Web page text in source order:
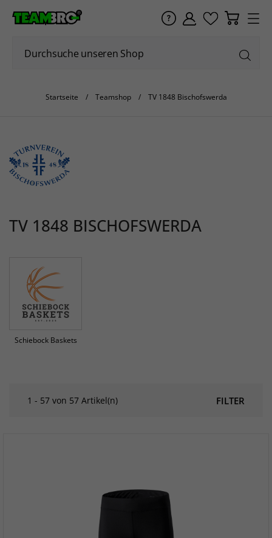
Startseite Teamshop TV 1848 Bischofswerda
TV 1848 BISCHOFSWERDA
Schiebock Baskets
FILTER
1 - 57 von 57 Artikel(n)